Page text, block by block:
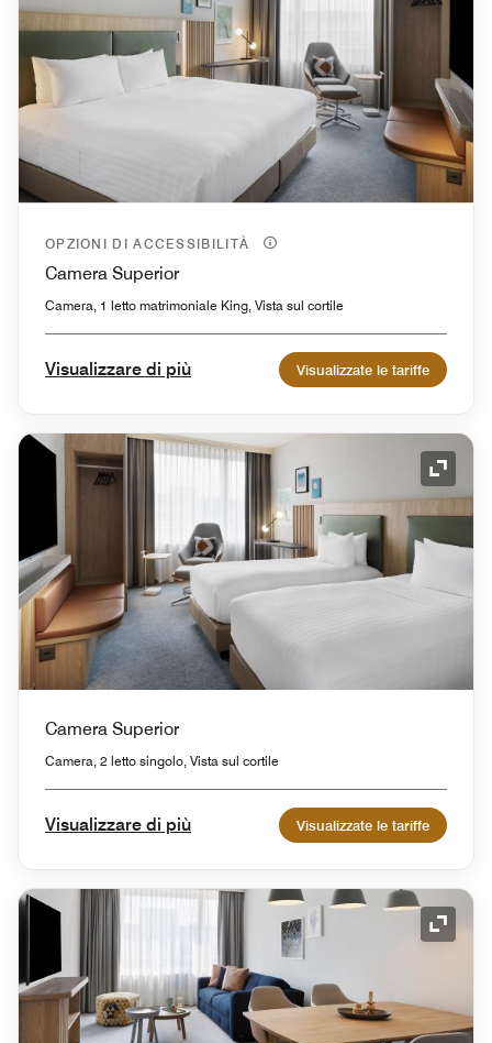
OPZIONI DI ACCESSIBILITÀ
Camera Superior
Camera, 1 letto matrimoniale King, Vista sul cortile
Visualizzare di più Visualizzate le tariffe
Icona
Camera Superior
Camera, 2 letto singolo, Vista sul cortile
Visualizzare di più Visualizzate le tariffe
Icona